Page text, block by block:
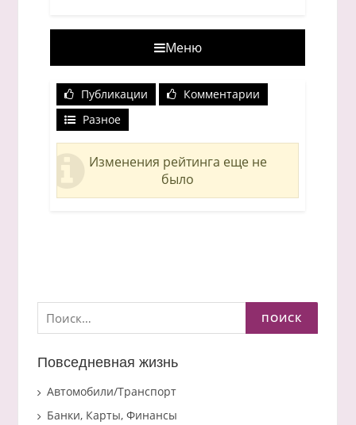
Меню
Публикации
Комментарии
Разное
Изменения рейтинга еще не
было
Найти:
Повседневная жизнь
Автомобили/Транспорт
Банки, Карты, Финансы